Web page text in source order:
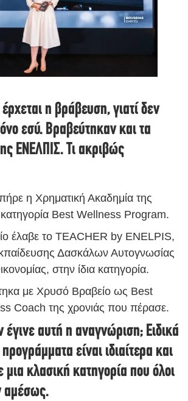
η βράβευση, γιατί δεν
εσύ. Βραβεύτηκαν και τα
ΕΝΕΛΠΙΣ. Τι ακριβώς
η Χρηματική Ακαδημία της
Best Wellness Program.
έλαβε το TEACHER by ENELPIS,
Δασκάλων Αυτογνωσίας
στην ίδια κατηγορία.
με Χρυσό Βραβείο ως Best
Coach της χρονιάς που πέρασε.
έγινε αυτή η αναγνώριση; Ειδικά
είναι ιδιαίτερα και
κλασική κατηγορία που όλοι
αμέσως.